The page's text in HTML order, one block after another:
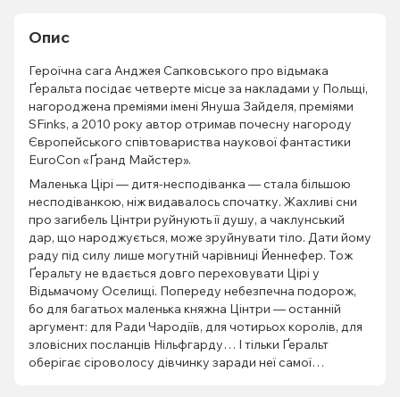
Опис
Героїчна сага Анджея Сапковського про відьмака
Ґеральта посідає четверте місце за накладами у Польщі,
нагороджена преміями імені Януша Зайделя, преміями
SFinks, а 2010 року автор отримав почесну нагороду
Європейського співтовариства наукової фантастики
EuroCon «Ґранд Майстер».
Маленька Цірі — дитя-несподіванка — стала більшою
несподіванкою, ніж видавалось спочатку. Жахливі сни
про загибель Цінтри руйнують її душу, а чаклунський
дар, що народжується, може зруйнувати тіло. Дати йому
раду під силу лише могутній чарівниці Йеннефер. Тож
Ґеральту не вдається довго переховувати Цірі у
Відьмачому Оселищі. Попереду небезпечна подорож,
бо для багатьох маленька княжна Цінтри — останній
аргумент: для Ради Чародіїв, для чотирьох королів, для
зловісних посланців Нільфгарду… І тільки Ґеральт
оберігає сіроволосу дівчинку заради неї самої…